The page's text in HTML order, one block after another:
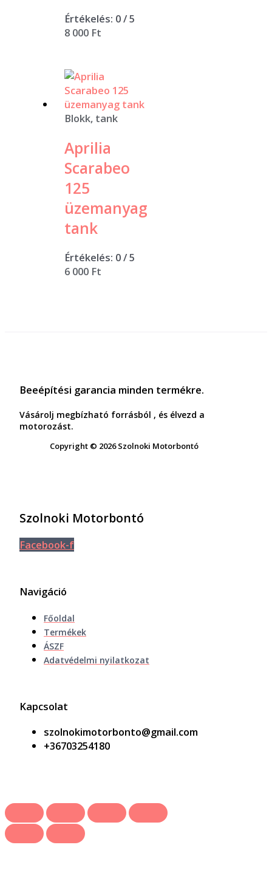
Értékelés: 0/ 5
8 000 Ft
Blokk, tank
Aprilia
Scarabeo
125
üzemanyag
tank
Értékelés: 0/ 5
6 000 Ft
Beeépítési garancia minden termékre.
Vásárolj megbízható forrásból , és élvezd a
motorozást.
Copyright © 2026 Szolnoki Motorbontó
Szolnoki Motorbontó
Facebook-f
Navigáció
Főoldal
Termékek
ÁSZF
Adatvédelmi nyilatkozat
Kapcsolat
szolnokimotorbonto@gmail.com
+36703254180